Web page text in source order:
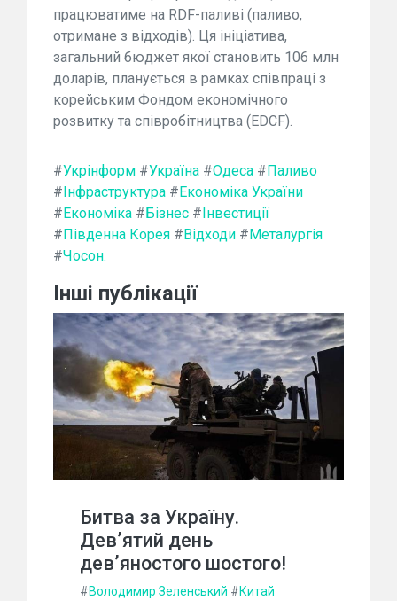
працюватиме на RDF-паливі (паливо,
отримане з відходів). Ця ініціатива,
загальний бюджет якої становить 106 млн
доларів, планується в рамках співпраці з
корейським Фондом економічного
розвитку та співробітництва (EDCF).
#Укрінформ #Україна #Одеса # Паливо
# Інфраструктура # Економіка України
# Економіка # Бізнес # Інвестиції
# Південна Корея # Відходи # Металургія
#Чосон.
Інші публікації
Битва за Україну.
Дев’ятий день
дев’яностого шостого!
#Володимир Зеленський #Китай